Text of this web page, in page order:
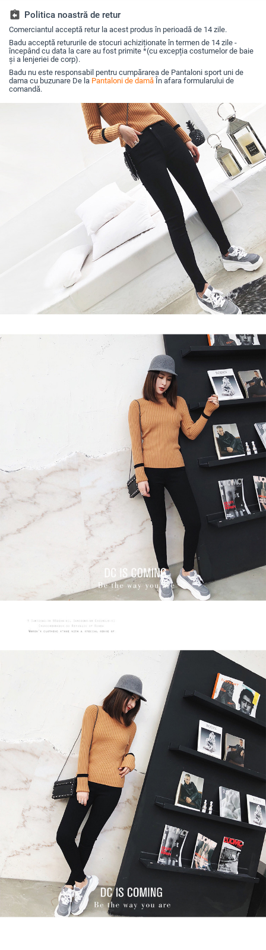
assignment_return Politica noastră de retur
Comerciantul acceptă retur la acest produs în perioadă de 14 zile.
Badu acceptă retururile de stocuri achiziționate în termen de 14 zile -
începând cu data la care au fost primite *(cu excepția costumelor de baie
și a lenjeriei de corp).
Badu nu este responsabil pentru cumpărarea de Pantaloni sport uni de
dama cu buzunare De la Pantaloni de damă În afara formularului de
comandă.